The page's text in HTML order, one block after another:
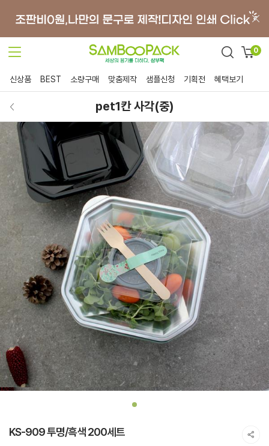
0
신상품 BEST 소량구매 맞춤제작 샘플신청 기획전 혜택보기
pet1칸 사각(중)
KS-909 투명/흑색 200세트